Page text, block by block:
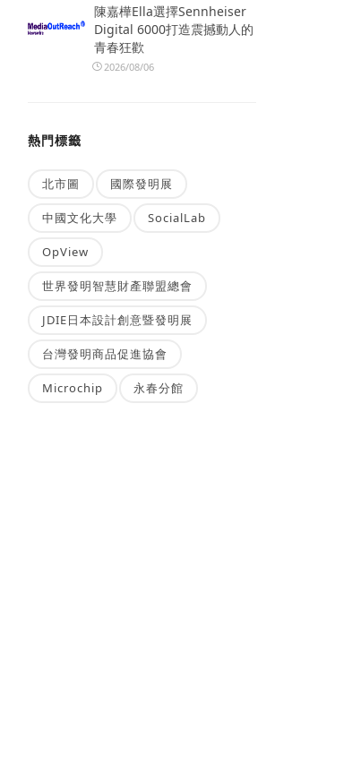
陳嘉樺Ella選擇Sennheiser
Digital 6000打造震撼動人的
青春狂歡
2026/08/06
熱門標籤
北市圖 國際發明展
中國文化大學 SocialLab
OpView
世界發明智慧財產聯盟總會
JDIE日本設計創意暨發明展
台灣發明商品促進協會
Microchip 永春分館